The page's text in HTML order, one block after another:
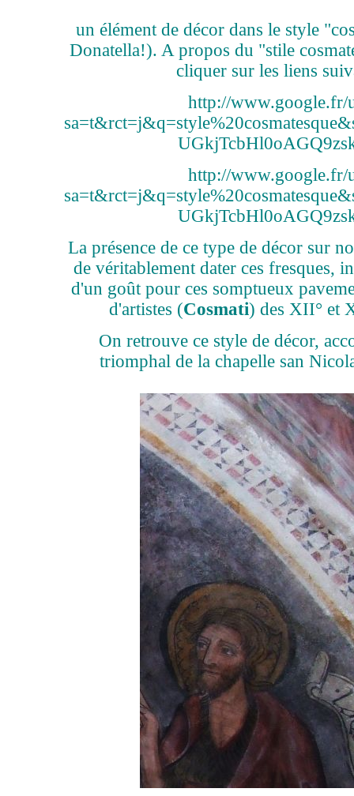
un élément de décor dans le style
Donatella!). A propos du "stile
cliquer sur les liens
http://www.google.fr/
http://www.google.fr/
La présence de ce type de décor sur
de véritablement dater ces fresques,
d'un goût pour ces somptueux
d'artistes (Cosmati) des XII° et
On retrouve ce style de décor,
triomphal de la chapelle san